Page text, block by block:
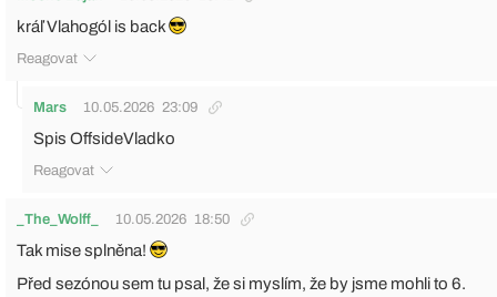
kráľ Vlahogól is back
Reagovat
Mars 10.05.2026 23:09
Spis OffsideVladko
Reagovat
_The_Wolff_ 10.05.2026 18:50
Tak mise splněna!
Před sezónou sem tu psal, že si myslím, že by jsme mohli to 6.